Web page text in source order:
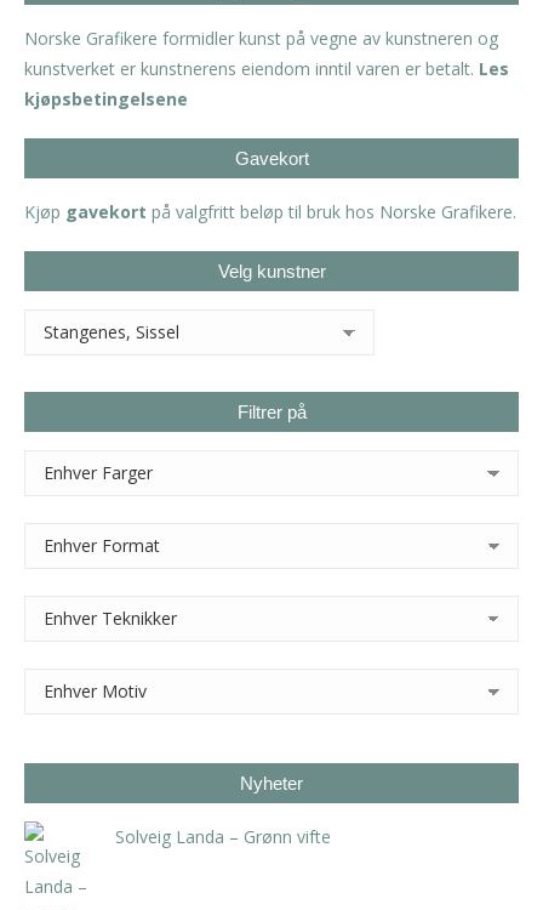
Norske Grafikere formidler kunst på vegne av kunstneren og
kunstverket er kunstnerens eiendom inntil varen er betalt. Les
kjøpsbetingelsene
Gavekort
Kjøp gavekort på valgfritt beløp til bruk hos Norske Grafikere.
Velg kunstner
Filtrer på
Nyheter
Solveig Landa – Grønn vifte